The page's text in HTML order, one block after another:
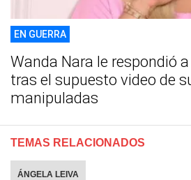
EN GUERRA
Wanda Nara le respondió
tras el supuesto video de
manipuladas
TEMAS RELACIONADOS
ÁNGELA LEIVA